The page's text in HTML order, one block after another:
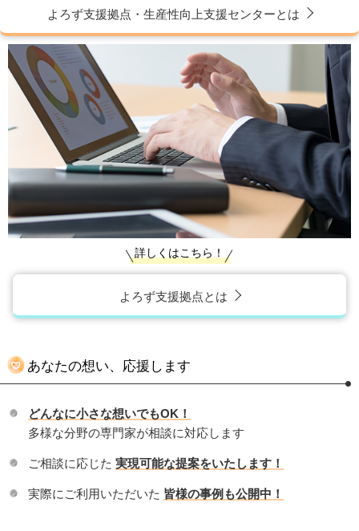
よろず支援拠点・生産性向上支援センターとは
詳しくはこちら！
よろず支援拠点とは
あなたの想い、応援します
どんなに小さな想いでもOK！
多様な分野の専門家が相談に対応します
ご相談に応じた 実現可能な提案をいたします！
実際にご利用いただいた 皆様の事例も公開中！